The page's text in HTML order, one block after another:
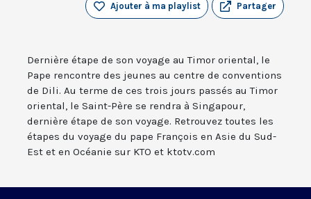
Partager
Ajouter à ma playlist
Dernière étape de son voyage au Timor oriental, le
Pape rencontre des jeunes au centre de conventions
de Dili. Au terme de ces trois jours passés au Timor
oriental, le Saint-Père se rendra à Singapour,
dernière étape de son voyage. Retrouvez toutes les
étapes du voyage du pape François en Asie du Sud-
Est et en Océanie sur KTO et ktotv.com